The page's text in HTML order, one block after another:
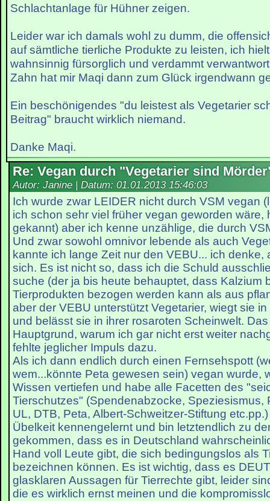
Schlachtanlage für Hühner zeigen.
Leider war ich damals wohl zu dumm, die
auf sämtliche tierliche Produkte zu leisten, ich
wahnsinnig fürsorglich und verdammt
Zahn hat mir Maqi dann zum Glück irgendwann
Ein beschönigendes "du leistest als Vegetarier
Beitrag" braucht wirklich niemand.
Danke Maqi.
Re: Vegan durch "Vegetarier sind
Autor: Janine | Datum: 01.01.2013 15:46:03
Ich wurde zwar LEIDER nicht durch VSM vegan
ich schon sehr viel früher vegan geworden wäre,
gekannt) aber ich kenne unzählige, die durch
Und zwar sowohl omnivor lebende als auch
kannte ich lange Zeit nur den VEBU... ich denke,
sich. Es ist nicht so, dass ich die Schuld
suche (der ja bis heute behauptet, dass Kalzium
Tierprodukten bezogen werden kann als aus
aber der VEBU unterstützt Vegetarier, wiegt sie
und belässt sie in ihrer rosaroten Scheinwelt.
Hauptgrund, warum ich gar nicht erst weiter
fehlte jeglicher Impuls dazu.
Als ich dann endlich durch einen Fernsehspott
wem...könnte Peta gewesen sein) vegan wurde,
Wissen vertiefen und habe alle Facetten des
Tierschutzes" (Spendenabzocke, Speziesismus,
UL, DTB, Peta, Albert-Schweitzer-Stiftung
Übelkeit kennengelernt und bin letztendlich zu
gekommen, dass es in Deutschland
Hand voll Leute gibt, die sich bedingungslos als
bezeichnen können. Es ist wichtig, dass es
glasklaren Aussagen für Tierrechte gibt, leider
die es wirklich ernst meinen und die